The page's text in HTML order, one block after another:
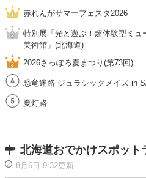
赤れんがサマーフェスタ2026
特別展「光と遊ぶ！超体験型ミ
美術館」(北海道)
2026さっぽろ夏まつり(第73回)
恐竜迷路 ジュラシックメイズ in
夏灯路
北海道おでかけスポット
8月6日 9:32更新